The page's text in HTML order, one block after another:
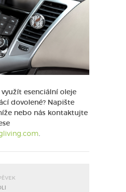
esenciální oleje
dovolené? Napište
nebo nás kontaktujte
.